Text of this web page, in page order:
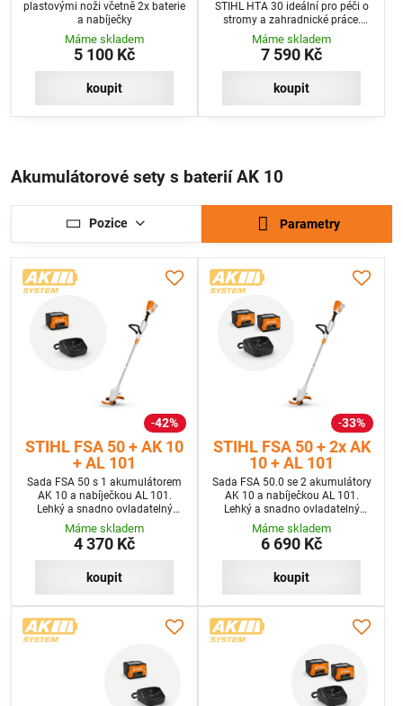
plastovými noži včetně 2x baterie
a nabíječky
Máme skladem
5 100 Kč
koupit
STIHL HTA 30 ideální pro péči o
stromy a zahradnické práce.
Sada včetně 2 baterií a nabíječky.
Máme skladem
7 590 Kč
koupit
Akumulátorové sety s baterií AK 10
Pozice Parametry
42%
STIHL FSA 50 + AK 10
+ AL 101
Sada FSA 50 s 1 akumulátorem
AK 10 a nabíječkou AL 101.
Lehký a snadno ovladatelný
akumulátorový vyžínač s
nastavitelnou délkou hřídele.
Máme skladem
4 370 Kč
koupit
33%
STIHL FSA 50 + 2x AK
10 + AL 101
Sada FSA 50.0 se 2 akumulátory
AK 10 a nabíječkou AL 101.
Lehký a snadno ovladatelný
akumulátorový vyžínač s
nastavitelnou délkou hřídele.
Máme skladem
6 690 Kč
koupit